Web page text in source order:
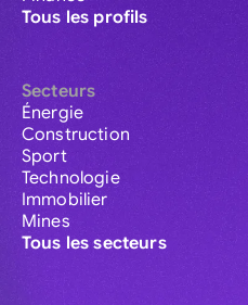
Tous les profils
Secteurs
Énergie
Construction
Sport
Technologie
Immobilier
Mines
Tous les secteurs